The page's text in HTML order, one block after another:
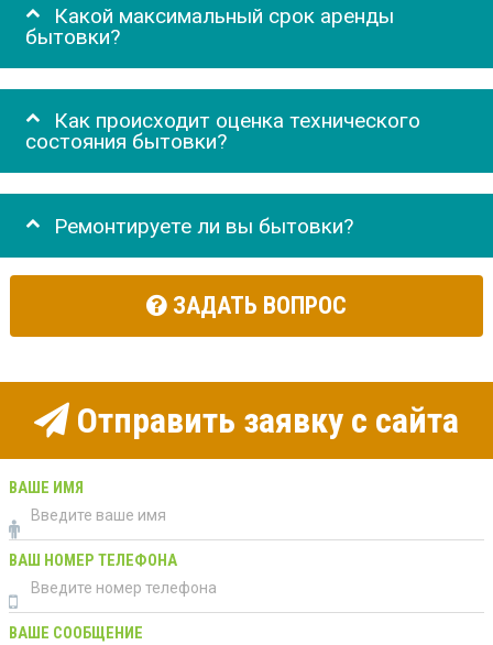
Какой максимальный срок аренды
бытовки?
Как происходит оценка технического
состояния бытовки?
Ремонтируете ли вы бытовки?
ЗАДАТЬ ВОПРОС
Отправить заявку с сайта
ВАШЕ ИМЯ
ВАШ НОМЕР ТЕЛЕФОНА
ВАШЕ СООБЩЕНИЕ